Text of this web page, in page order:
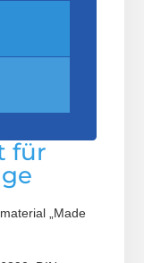
für
„Made